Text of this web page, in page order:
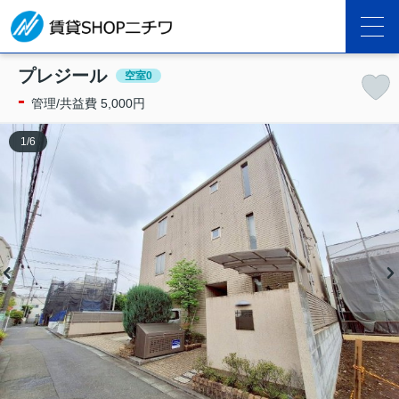
プレジール 空室0
- 管理/共益費 5,000円
1 /6